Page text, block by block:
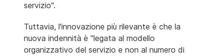
servizio".
Tuttavia, l'innovazione più rilevante è che la
nuova indennità è "legata al modello
organizzativo del servizio e non al numero di